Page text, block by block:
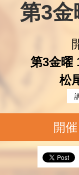
第3
第3金曜
松
開